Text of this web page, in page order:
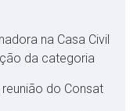
na Casa Civil
da categoria
do Consat